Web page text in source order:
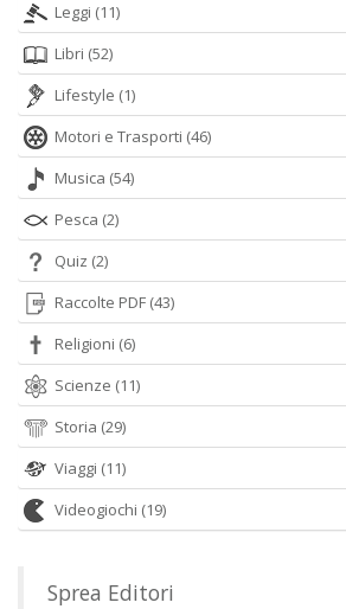
Leggi (11)
Libri (52)
Lifestyle (1)
Motori e Trasporti (46)
Musica (54)
Pesca (2)
Quiz (2)
Raccolte PDF (43)
Religioni (6)
Scienze (11)
Storia (29)
Viaggi (11)
Videogiochi (19)
Sprea Editori